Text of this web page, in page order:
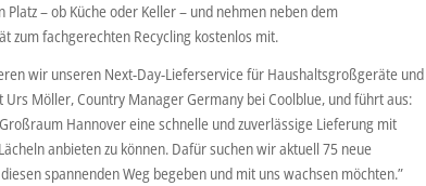
– ob Küche oder Keller – und nehmen neben dem
zum fachgerechten Recycling kostenlos mit.
wir unseren Next-Day-Lieferservice für Haushaltsgroßgeräte und
Möller, Country Manager Germany bei Coolblue, und führt aus:
Hannover eine schnelle und zuverlässige Lieferung mit
anbieten zu können. Dafür suchen wir aktuell 75 neue
spannenden Weg begeben und mit uns wachsen möchten.”